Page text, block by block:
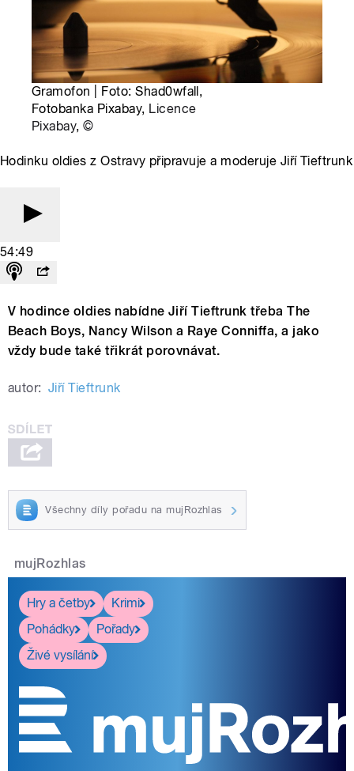
Gramofon | Foto: Shad0wfall,
Fotobanka Pixabay, Licence
Pixabay,©
Hodinku oldies z Ostravy připravuje a moderuje Jiří Tieftrunk
54:49
V hodince oldies nabídne Jiří Tieftrunk třeba The
Beach Boys, Nancy Wilson a Raye Conniffa, a jako
vždy bude také třikrát porovnávat.
autor: Jiří Tieftrunk
Všechny díly pořadu na mujRozhlas
mujRozhlas
Hry a četby
Krimi
Pohádky
Pořady
Živé vysílání